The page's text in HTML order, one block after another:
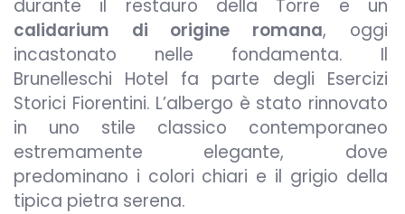
durante il restauro della Torre e un
calidarium di origine romana, oggi
incastonato nelle fondamenta. Il
Brunelleschi Hotel fa parte degli Esercizi
Storici Fiorentini. L’albergo è stato rinnovato
in uno stile classico contemporaneo
estremamente elegante, dove
predominano i colori chiari e il grigio della
tipica pietra serena.